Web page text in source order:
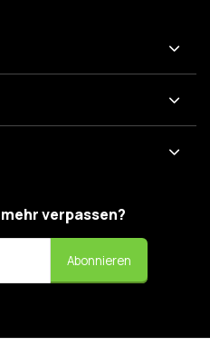
verpassen?
Abonnieren